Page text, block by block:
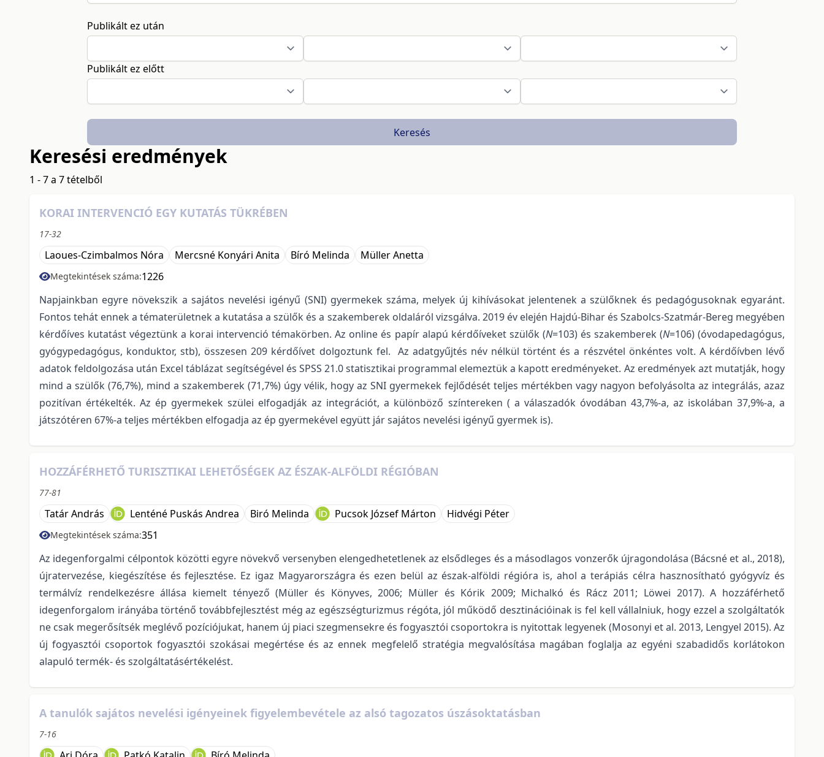
Publikált ez után
Publikált ez előtt
Keresés
Keresési eredmények
1 - 7 a 7 tételből
KORAI INTERVENCIÓ EGY KUTATÁS TÜKRÉBEN
17-32
Laoues-Czimbalmos Nóra Mercsné Konyári Anita Bíró Melinda Müller Anetta
Megtekintések száma:1226
Napjainkban egyre növekszik a sajátos nevelési igényű (SNI) gyermekek száma, melyek új kihívásokat jelentenek a szülőknek és pedagógusoknak egyaránt.
Fontos tehát ennek a tématerületnek a kutatása a szülők és a szakemberek oldaláról vizsgálva. 2019 év elején Hajdú-Bihar és Szabolcs-Szatmár-Bereg megyében
kérdőíves kutatást végeztünk a korai intervenció témakörben. Az online és papír alapú kérdőíveket szülők (N=103) és szakemberek (N=106) (óvodapedagógus,
gyógypedagógus, konduktor, stb), összesen 209 kérdőívet dolgoztunk fel. Az adatgyűjtés név nélkül történt és a részvétel önkéntes volt. A kérdőívben lévő
adatok feldolgozása után Excel táblázat segítségével és SPSS 21.0 statisztikai programmal elemeztük a kapott eredményeket. Az eredmények azt mutatják, hogy
mind a szülők (76,7%), mind a szakemberek (71,7%) úgy vélik, hogy az SNI gyermekek fejlődését teljes mértékben vagy nagyon befolyásolta az integrálás, azaz
pozitívan értékelték. Az ép gyermekek szülei elfogadják az integrációt, a különböző színtereken ( a válaszadók óvodában 43,7%-a, az iskolában 37,9%-a, a
játszótéren 67%-a teljes mértékben elfogadja az ép gyermekével együtt jár sajátos nevelési igényű gyermek is).
HOZZÁFÉRHETŐ TURISZTIKAI LEHETŐSÉGEK AZ ÉSZAK-ALFÖLDI RÉGIÓBAN
77-81
Tatár András Lenténé Puskás Andrea Biró Melinda Pucsok József Márton Hidvégi Péter
Megtekintések száma:351
Az idegenforgalmi célpontok közötti egyre növekvő versenyben elengedhetetlenek az elsődleges és a másodlagos vonzerők újragondolása (Bácsné et al., 2018),
újratervezése, kiegészítése és fejlesztése. Ez igaz Magyarországra és ezen belül az észak-alföldi régióra is, ahol a terápiás célra hasznosítható gyógyvíz és
termálvíz rendelkezésre állása kiemelt tényező (Müller és Könyves, 2006; Müller és Kórik 2009; Michalkó és Rácz 2011; Löwei 2017). A hozzáférhető
idegenforgalom irányába történő továbbfejlesztést még az egészségturizmus régóta, jól működő desztinációinak is fel kell vállalniuk, hogy ezzel a szolgáltatók
ne csak megerősítsék meglévő pozíciójukat, hanem új piaci szegmensekre és fogyasztói csoportokra is nyitottak legyenek (Mosonyi et al. 2013, Lengyel 2015). Az
új fogyasztói csoportok fogyasztói szokásai megértése és az ennek megfelelő stratégia megvalósítása magában foglalja az egyéni szabadidős korlátokon
alapuló termék- és szolgáltatásértékelést.
A tanulók sajátos nevelési igényeinek figyelembevétele az alsó tagozatos úszásoktatásban
7-16